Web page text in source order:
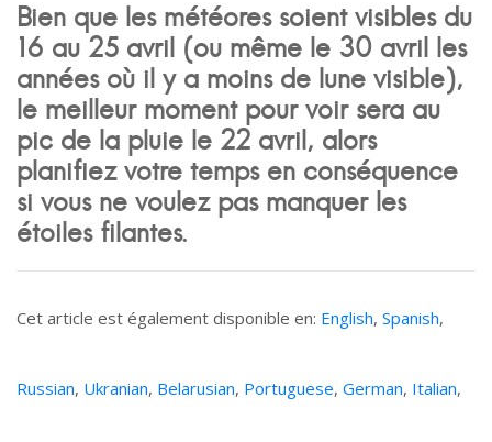
Bien que les météores soient visibles du
16 au 25 avril (ou même le 30 avril les
années où il y a moins de lune visible),
le meilleur moment pour voir sera au
pic de la pluie le 22 avril, alors
planifiez votre temps en conséquence
si vous ne voulez pas manquer les
étoiles filantes.
Cet article est également disponible en: English, Spanish,
Russian, Ukranian, Belarusian, Portuguese, German, Italian,